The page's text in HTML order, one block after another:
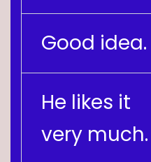
Good idea.
He likes it
very much.